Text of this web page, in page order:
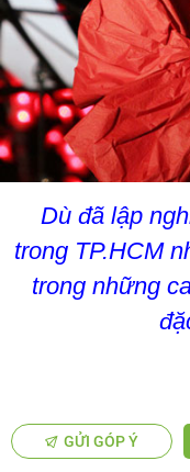
Dù đã lập
trong TP.HCM
trong những
GỬI GÓP Ý